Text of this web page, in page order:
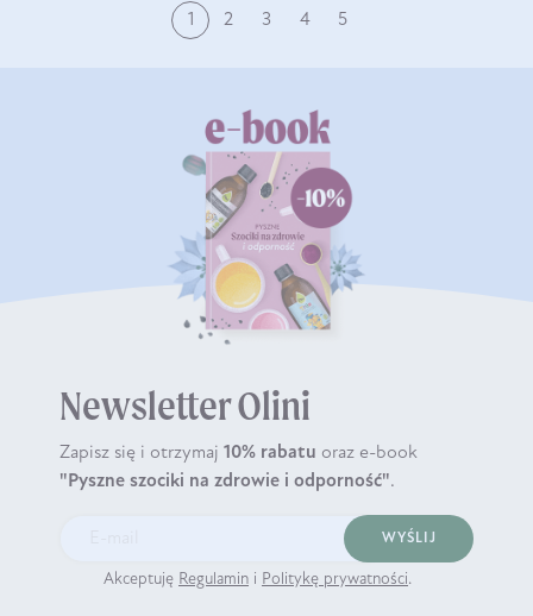
1 2 3 4 5
Newsletter Olini
Zapisz się i otrzymaj 10% rabatu oraz e-book
"Pyszne szociki na zdrowie i odporność".
WYŚLIJ
Akceptuję Regulamin i Politykę prywatności.